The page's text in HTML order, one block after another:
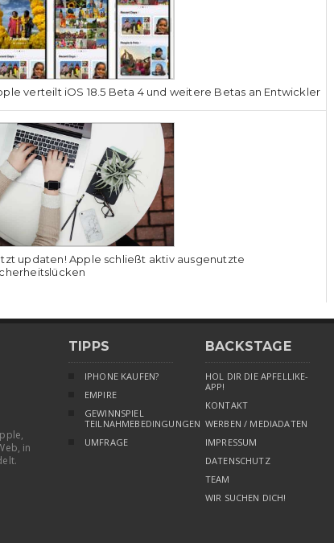
verteilt iOS 18.5 Beta 4 und weitere Betas an Entwickler
updaten! Apple schließt aktiv ausgenutzte
in
TIPPS
IPHONE KAUFEN?
EMPIRE
GEWINNSPIEL
TEILNAHMEBEDINGUNGEN
UMFRAGE
BACKSTAGE
HOL DIR DIE APFELLIKE-
APP!
KONTAKT
WERBEN / MEDIADATEN
IMPRESSUM
DATENSCHUTZ
TEAM
WIR SUCHEN DICH!